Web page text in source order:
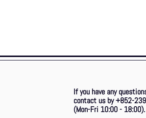
If you have any
contact us by +852-
(Mon-Fri 10:00 - 18:00).